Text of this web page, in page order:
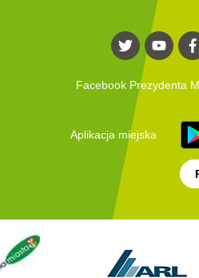
Facebook Prezydenta
Aplikacja miejska